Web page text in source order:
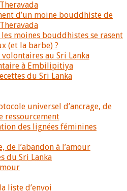
d’un moine bouddhiste de
moines bouddhistes se rasent
(et la barbe) ?
volontaires au Sri Lanka
à Embilipitiya
du Sri Lanka
universel d’ancrage, de
ressourcement
des lignées féminines
de l’abandon à l’amour
du Sri Lanka
liste d’envoi